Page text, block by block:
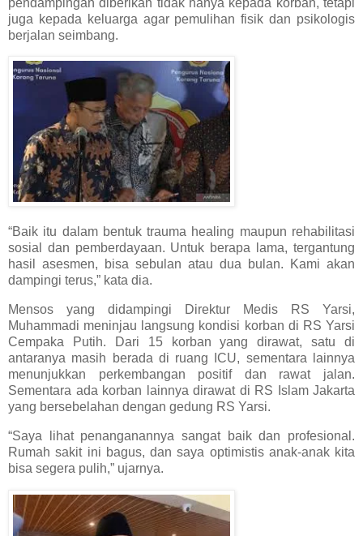
juga kepada keluarga agar pemulihan fisik dan psikologis
berjalan seimbang.
“Baik itu dalam bentuk trauma healing maupun rehabilitasi
sosial dan pemberdayaan. Untuk berapa lama, tergantung
hasil asesmen, bisa sebulan atau dua bulan. Kami akan
dampingi terus,” kata dia.
Mensos yang didampingi Direktur Medis RS Yarsi,
Muhammadi meninjau langsung kondisi korban di RS Yarsi
Cempaka Putih. Dari 15 korban yang dirawat, satu di
antaranya masih berada di ruang ICU, sementara lainnya
menunjukkan perkembangan positif dan rawat jalan.
Sementara ada korban lainnya dirawat di RS Islam Jakarta
yang bersebelahan dengan gedung RS Yarsi.
“Saya lihat penanganannya sangat baik dan profesional.
Rumah sakit ini bagus, dan saya optimistis anak-anak kita
bisa segera pulih,” ujarnya.